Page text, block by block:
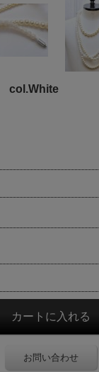
col.White
お問い合わせ